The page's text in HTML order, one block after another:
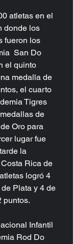
atletas en el
donde los
fueron los
San Do
el quinto
medalla de
el cuarto
Tigres
de
Oro para
lugar fue
la
Rica de
logró 4
Plata y 4 de
puntos.
Infantil
Rod Do